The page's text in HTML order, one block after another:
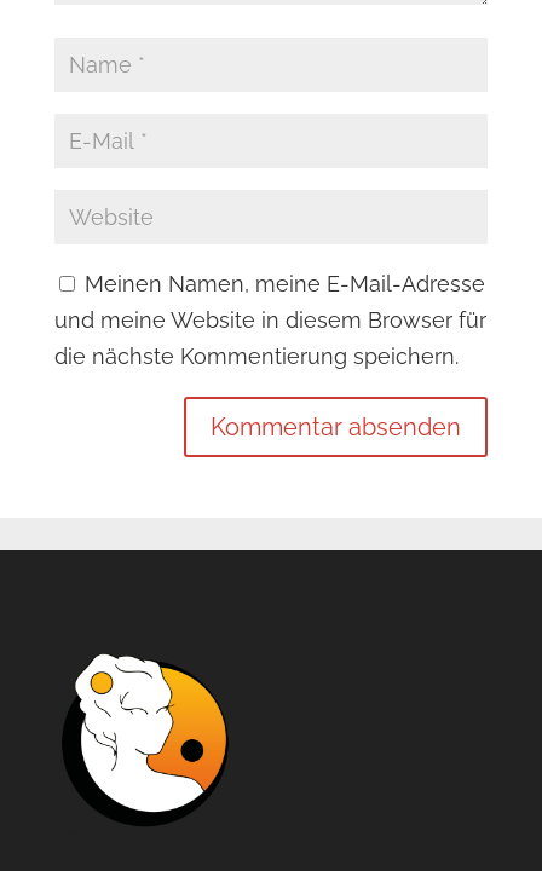
Meinen Namen, meine E-Mail-Adresse
und meine Website in diesem Browser für
die nächste Kommentierung speichern.